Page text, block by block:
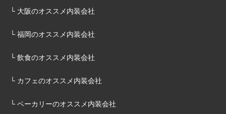
└ 大阪のオススメ内装会社
└ 福岡のオススメ内装会社
└ 飲食のオススメ内装会社
└ カフェのオススメ内装会社
└ ベーカリーのオススメ内装会社